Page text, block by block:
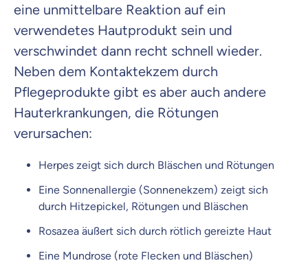
eine unmittelbare Reaktion auf ein
verwendetes Hautprodukt sein und
verschwindet dann recht schnell wieder.
Neben dem Kontaktekzem durch
Pflegeprodukte gibt es aber auch andere
Hauterkrankungen, die Rötungen
verursachen:
Herpes zeigt sich durch Bläschen und Rötungen
Eine Sonnenallergie (Sonnenekzem) zeigt sich
durch Hitzepickel, Rötungen und Bläschen
Rosazea äußert sich durch rötlich gereizte Haut
Eine Mundrose (rote Flecken und Bläschen)